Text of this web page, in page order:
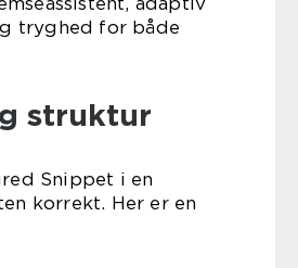
tryghed for både
struktur
Snippet i en
korrekt. Her er en